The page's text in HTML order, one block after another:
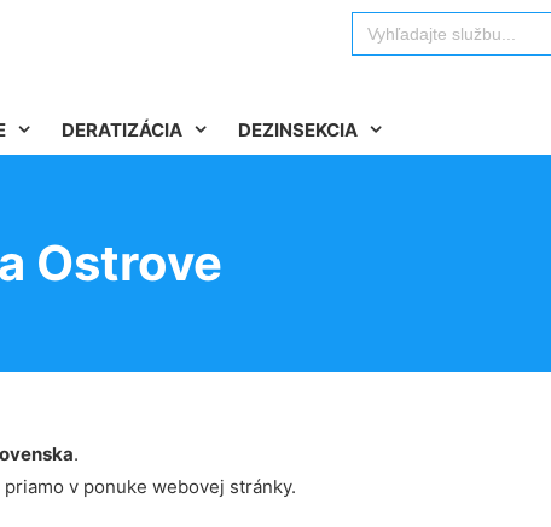
Search
for:
DERATIZÁCIA DEZINSEKCIA
Ostrove
.
v ponuke webovej stránky.